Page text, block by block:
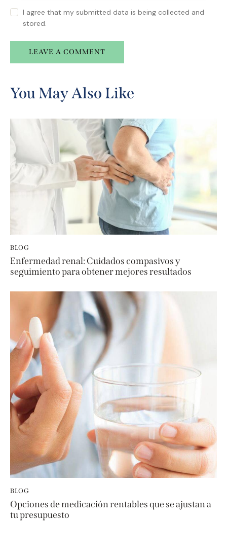
I agree that my submitted data is being collected and
stored.
t
r
a
i
v
You May Also Like
BLOG
Enfermedad renal: Cuidados compasivos y
seguimiento para obtener mejores resultados
BLOG
Opciones de medicación rentables que se ajustan a
tu presupuesto